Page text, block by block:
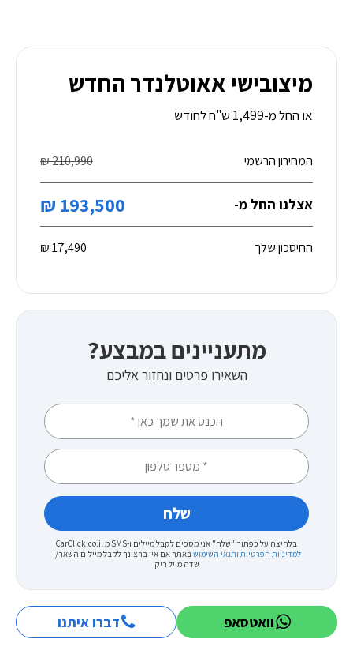
מיצובישי אאוטלנדר החדש
או החל מ-1,499 ש"ח לחודש
המחירון הרשמי 210,990 ₪
אצלנו החל מ- 193,500 ₪
החיסכון שלך 17,490 ₪
מתעניינים במבצע?
השאירו פרטים ונחזור אליכם
בלחיצה על כפתור "שלח" אני מסכים לקבל מיילים ו-SMS מ CarClick.co.il
למדיניות הפרטיות ותנאי השימושבאתר אם אין ברצונך לקבל מיילים השאר/י
שדה מייל ריק
וואטסאפ דברו איתנו